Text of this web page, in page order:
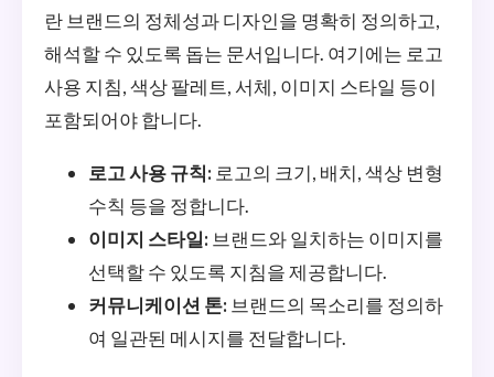
란 브랜드의 정체성과 디자인을 명확히 정의하고,
해석할 수 있도록 돕는 문서입니다. 여기에는 로고
사용 지침, 색상 팔레트, 서체, 이미지 스타일 등이
포함되어야 합니다.
로고 사용 규칙: 로고의 크기, 배치, 색상 변형
수칙 등을 정합니다.
이미지 스타일: 브랜드와 일치하는 이미지를
선택할 수 있도록 지침을 제공합니다.
커뮤니케이션 톤: 브랜드의 목소리를 정의하
여 일관된 메시지를 전달합니다.